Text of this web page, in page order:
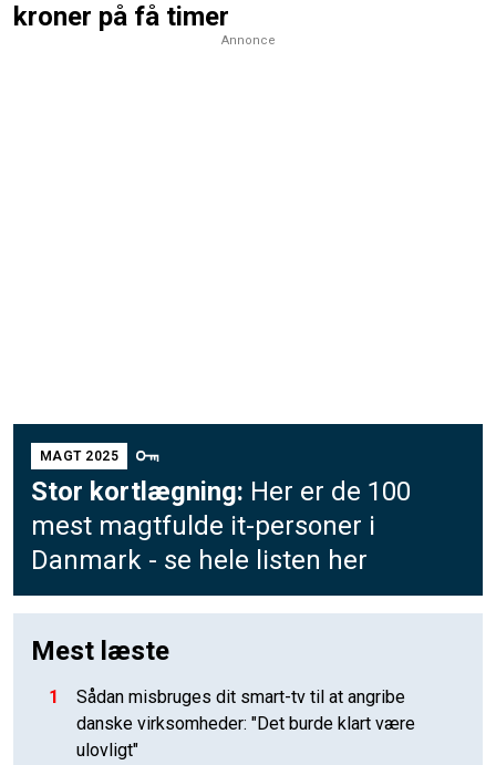
kroner på få timer
Annonce
MAGT 2025
Stor kortlægning: Her er de 100
mest magtfulde it-personer i
Danmark - se hele listen her
Mest læste
1
Sådan misbruges dit smart-tv til at angribe
danske virksomheder: "Det burde klart være
ulovligt"